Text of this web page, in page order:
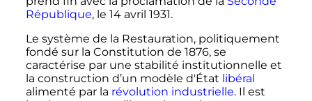
République, le 14 avril 1931.
Le système de la Restauration, politiquement
fondé sur la Constitution de 1876, se
caractérise par une stabilité institutionnelle et
la construction d’un modèle d'État libéral
alimenté par la révolution industrielle. Il est